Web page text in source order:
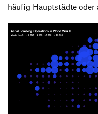
häufig Hauptstädte oder